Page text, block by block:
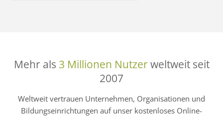
Mehr als 3 Millionen Nutzerweltweit seit
2007
Weltweit vertrauen Unternehmen, Organisationen und
Bildungseinrichtungen auf unser kostenloses Online-